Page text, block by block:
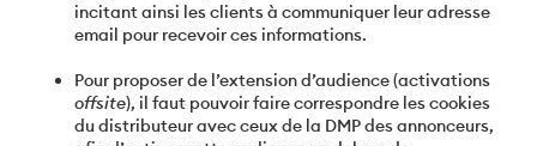
incitant ainsi les clients à communiquer leur adresse
email pour recevoir ces informations.
Pour proposer de l’extension d’audience (activations
offsite), il faut pouvoir faire correspondre les cookies
du distributeur avec ceux de la DMP des annonceurs,